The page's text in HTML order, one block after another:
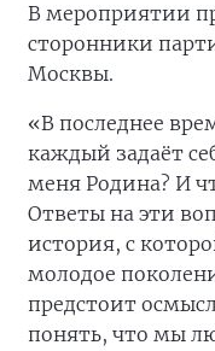
В мероприятии
сторонники
Москвы.
«В последнее
каждый задаёт
меня Родина? И
Ответы на эти
история, с
молодое
предстоит
понять, что мы